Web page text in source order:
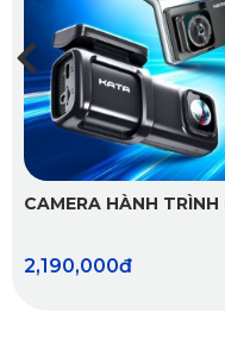
CAMERA HÀNH
2,190,000đ